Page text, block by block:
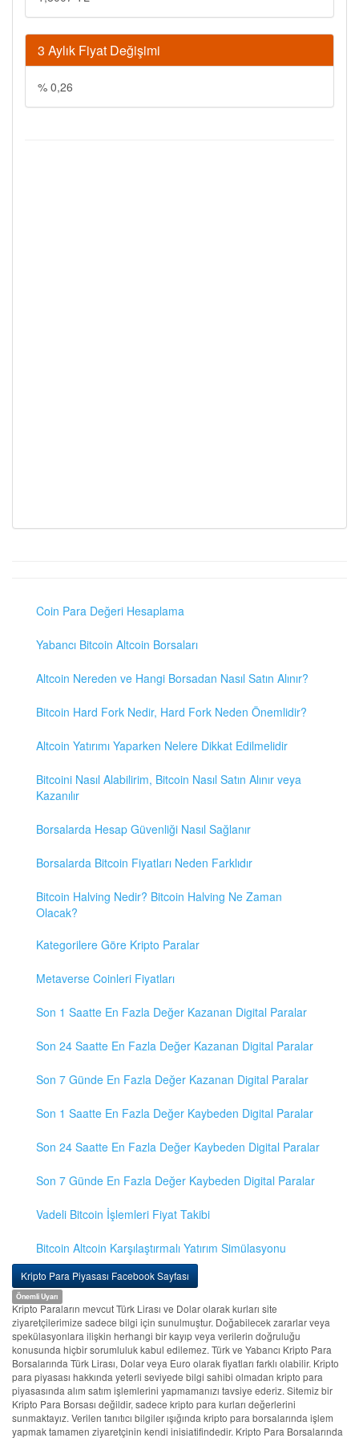
3 Aylık Fiyat Değişimi
% 0,26
Coin Para Değeri Hesaplama
Yabancı Bitcoin Altcoin Borsaları
Altcoin Nereden ve Hangi Borsadan Nasıl Satın Alınır?
Bitcoin Hard Fork Nedir, Hard Fork Neden Önemlidir?
Altcoin Yatırımı Yaparken Nelere Dikkat Edilmelidir
Bitcoini Nasıl Alabilirim, Bitcoin Nasıl Satın Alınır veya
Kazanılır
Borsalarda Hesap Güvenliği Nasıl Sağlanır
Borsalarda Bitcoin Fiyatları Neden Farklıdır
Bitcoin Halving Nedir? Bitcoin Halving Ne Zaman
Olacak?
Kategorilere Göre Kripto Paralar
Metaverse Coinleri Fiyatları
Son 1 Saatte En Fazla Değer Kazanan Digital Paralar
Son 24 Saatte En Fazla Değer Kazanan Digital Paralar
Son 7 Günde En Fazla Değer Kazanan Digital Paralar
Son 1 Saatte En Fazla Değer Kaybeden Digital Paralar
Son 24 Saatte En Fazla Değer Kaybeden Digital Paralar
Son 7 Günde En Fazla Değer Kaybeden Digital Paralar
Vadeli Bitcoin İşlemleri Fiyat Takibi
Bitcoin Altcoin Karşılaştırmalı Yatırım Simülasyonu
Kripto Para Piyasası Facebook Sayfası
Önemli Uyarı
Kripto Paraların mevcut Türk Lirası ve Dolar olarak kurları site
ziyaretçilerimize sadece bilgi için sunulmuştur. Doğabilecek zararlar veya
spekülasyonlara ilişkin herhangi bir kayıp veya verilerin doğruluğu
konusunda hiçbir sorumluluk kabul edilemez. Türk ve Yabancı Kripto Para
Borsalarında Türk Lirası, Dolar veya Euro olarak fiyatları farklı olabilir. Kripto
para piyasası hakkında yeterli seviyede bilgi sahibi olmadan kripto para
piyasasında alım satım işlemlerini yapmamanızı tavsiye ederiz. Sitemiz bir
Kripto Para Borsası değildir, sadece kripto para kurları değerlerini
sunmaktayız. Verilen tanıtıcı bilgiler ışığında kripto para borsalarında işlem
yapmak tamamen ziyaretçinin kendi inisiatifindedir. Kripto Para Borsalarında